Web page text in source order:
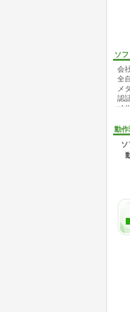
ソ
会
全
メ
認
動
ソ